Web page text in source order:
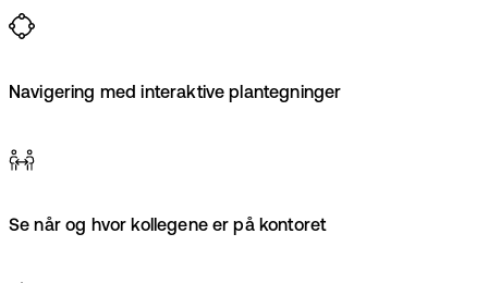
Navigering med interaktive plantegninger
Se når og hvor kollegene er på kontoret